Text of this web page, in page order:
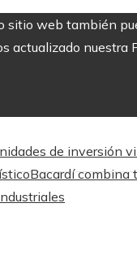
sitio web también
actualizado nuestra
de inversión
Bacardí combina